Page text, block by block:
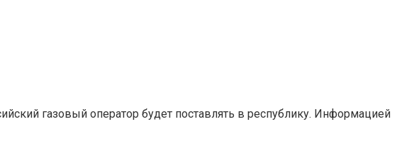
газовый оператор будет поставлять в республику. Информацией